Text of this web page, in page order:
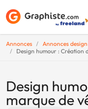
Annonces
Annonces
Design humour : Création
Design
marque de